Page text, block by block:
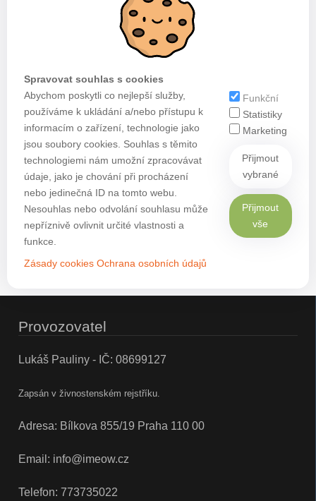
Spravovat souhlas s cookies
Abychom poskytli co nejlepší služby,
používáme k ukládání a/nebo přístupu k
informacím o zařízení, technologie jako
jsou soubory cookies. Souhlas s těmito
technologiemi nám umožní zpracovávat
údaje, jako je chování při procházení
nebo jedinečná ID na tomto webu.
Nesouhlas nebo odvolání souhlasu může
nepříznivě ovlivnit určité vlastnosti a
funkce.
Zásady cookies Ochrana osobních údajů
Funkční
Statistiky
Marketing
Přijmout
vybrané
Přijmout
vše
Provozovatel
Lukáš Pauliny - IČ: 08699127
Zapsán v živnostenském rejstříku.
Adresa: Bílkova 855/19 Praha 110 00
Email: info@imeow.cz
Telefon: 773735022